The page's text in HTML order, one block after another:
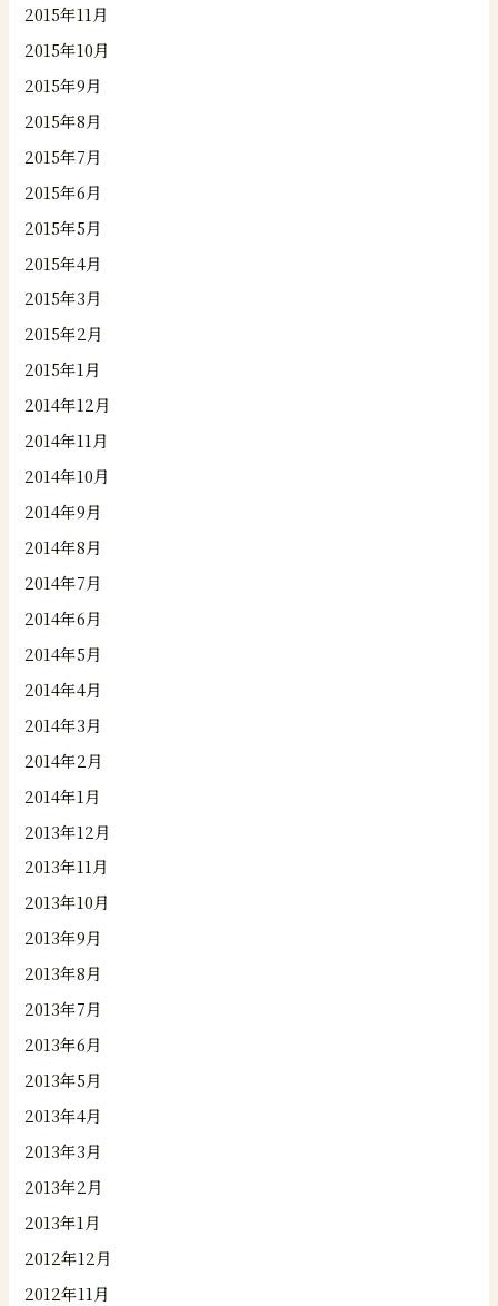
2015年11月
2015年10月
2015年9月
2015年8月
2015年7月
2015年6月
2015年5月
2015年4月
2015年3月
2015年2月
2015年1月
2014年12月
2014年11月
2014年10月
2014年9月
2014年8月
2014年7月
2014年6月
2014年5月
2014年4月
2014年3月
2014年2月
2014年1月
2013年12月
2013年11月
2013年10月
2013年9月
2013年8月
2013年7月
2013年6月
2013年5月
2013年4月
2013年3月
2013年2月
2013年1月
2012年12月
2012年11月